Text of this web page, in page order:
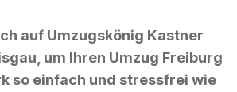
auf Umzugskönig Kastner
um Ihren Umzug Freiburg
so einfach und stressfrei wie